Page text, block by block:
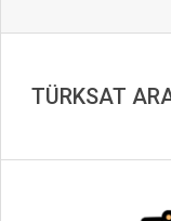
TÜRKSAT